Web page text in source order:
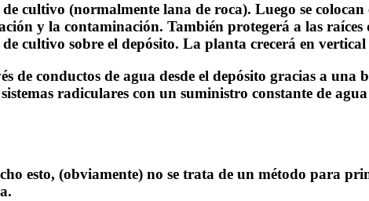
cultivo (normalmente lana de roca). Luego se colocan
y la contaminación. También protegerá a las raíces
cultivo sobre el depósito. La planta crecerá en
de conductos de agua desde el depósito gracias a una
radiculares con un suministro constante de
esto, (obviamente) no se trata de un método para